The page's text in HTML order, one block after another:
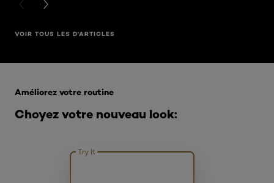
PREVIOUS CARD
NEXT CARD
VOIR TOUS LES D'ARTICLES
Choyez votre nouveau look:
Améliorez votre routine
Try It